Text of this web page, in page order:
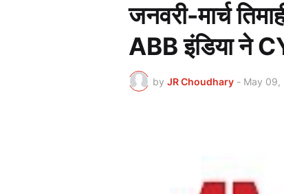
जनवरी-मार्च
ABB इंडिया ने
by JR Choudhary - May 09,